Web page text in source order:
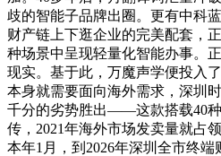
歧的智能子品牌出圈。更有中科
财产链上下逛企业的完美配套，
种场景中呈现轻量化智能办事。
现实。基于此，万魔声学便投入
本身就需要面向海外需求，深圳
千分的劣势胜出——这款搭载40
传，2021年海外市场发卖量就占
本年1月，到2026年深圳全市终端